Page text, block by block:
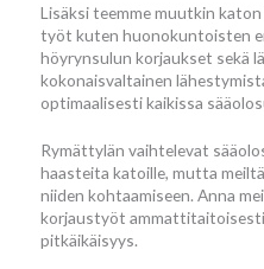
Lisäksi teemme muutkin
työt kuten huonokuntoisten
höyrynsulun korjaukset sekä
kokonaisvaltainen
optimaalisesti kaikissa
Rymättylän vaihtelevat
haasteita katoille, mutta
niiden kohtaamiseen. Anna
korjaustyöt
pitkäikäisyys.